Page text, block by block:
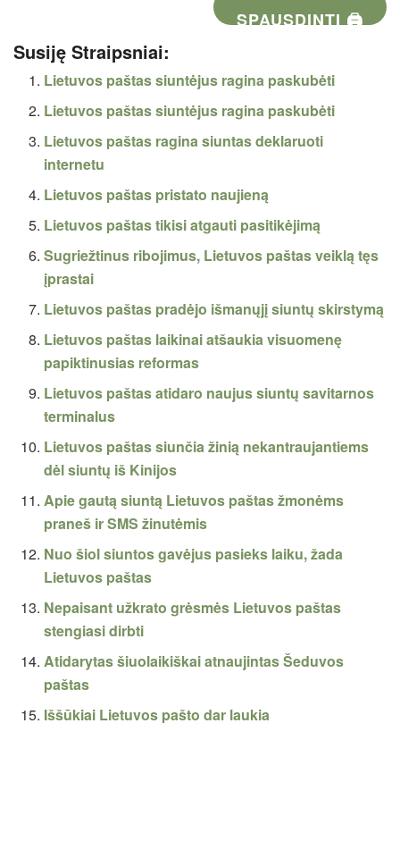
SPAUSDINTI 🖨
Susiję Straipsniai:
Lietuvos paštas siuntėjus ragina paskubėti
Lietuvos paštas siuntėjus ragina paskubėti
Lietuvos paštas ragina siuntas deklaruoti
internetu
Lietuvos paštas pristato naujieną
Lietuvos paštas tikisi atgauti pasitikėjimą
Sugriežtinus ribojimus, Lietuvos paštas veiklą tęs
įprastai
Lietuvos paštas pradėjo išmanųjį siuntų skirstymą
Lietuvos paštas laikinai atšaukia visuomenę
papiktinusias reformas
Lietuvos paštas atidaro naujus siuntų savitarnos
terminalus
Lietuvos paštas siunčia žinią nekantraujantiems
dėl siuntų iš Kinijos
Apie gautą siuntą Lietuvos paštas žmonėms
praneš ir SMS žinutėmis
Nuo šiol siuntos gavėjus pasieks laiku, žada
Lietuvos paštas
Nepaisant užkrato grėsmės Lietuvos paštas
stengiasi dirbti
Atidarytas šiuolaikiškai atnaujintas Šeduvos
paštas
Iššūkiai Lietuvos pašto dar laukia